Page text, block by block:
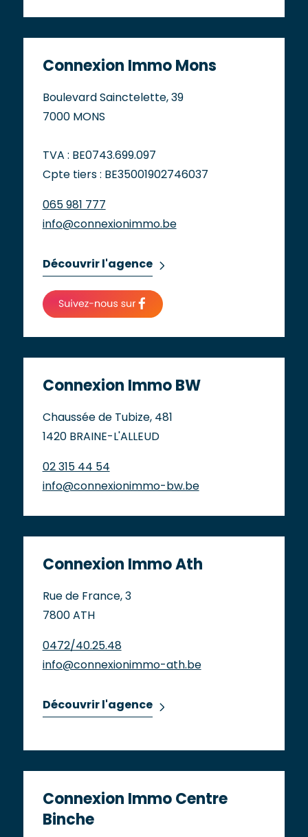
Connexion Immo Mons
Boulevard Sainctelette, 39
7000 MONS
TVA : BE0743.699.097
Cpte tiers : BE35001902746037
065 981 777
info@connexionimmo.be
Découvrir l'agence
Connexion Immo BW
Chaussée de Tubize, 481
1420 BRAINE-L'ALLEUD
02 315 44 54
info@connexionimmo-bw.be
Connexion Immo Ath
Rue de France, 3
7800 ATH
0472/40.25.48
info@connexionimmo-ath.be
Découvrir l'agence
Connexion Immo Centre
Binche